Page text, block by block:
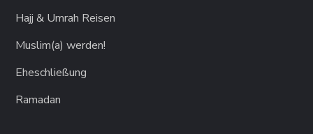
Hajj & Umrah Reisen
Muslim(a) werden!
Eheschließung
Ramadan